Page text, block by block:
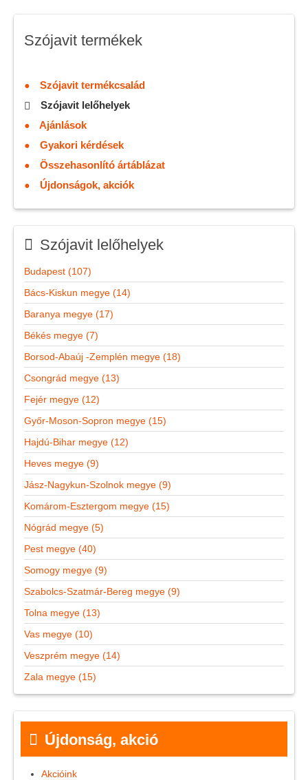
Szójavit termékek
Szójavit termékcsalád
Szójavit lelőhelyek
Ajánlások
Gyakori kérdések
Összehasonlító ártáblázat
Újdonságok, akciók
Szójavit lelőhelyek
Budapest (107)
Bács-Kiskun megye (14)
Baranya megye (17)
Békés megye (7)
Borsod-Abaúj -Zemplén megye (18)
Csongrád megye (13)
Fejér megye (12)
Győr-Moson-Sopron megye (15)
Hajdú-Bihar megye (12)
Heves megye (9)
Jász-Nagykun-Szolnok megye (9)
Komárom-Esztergom megye (15)
Nógrád megye (5)
Pest megye (40)
Somogy megye (9)
Szabolcs-Szatmár-Bereg megye (9)
Tolna megye (13)
Vas megye (10)
Veszprém megye (14)
Zala megye (15)
Újdonság, akció
Akcióink